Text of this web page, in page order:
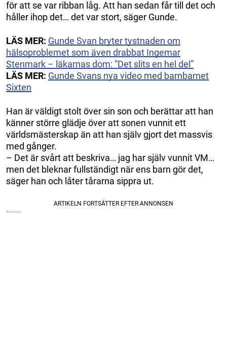
för att se var ribban låg. Att han sedan får till det och
håller ihop det… det var stort, säger Gunde.
LÄS MER: Gunde Svan bryter tystnaden om
hälsoproblemet som även drabbat Ingemar
Stenmark – läkarnas dom: ”Det slits en hel del”
LÄS MER: Gunde Svans nya video med barnbarnet
Sixten
Han är väldigt stolt över sin son och berättar att han
känner större glädje över att sonen vunnit ett
världsmästerskap än att han själv gjort det massvis
med gånger.
– Det är svårt att beskriva… jag har själv vunnit VM…
men det bleknar fullständigt när ens barn gör det,
säger han och låter tårarna sippra ut.